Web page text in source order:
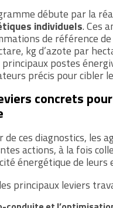
débute par la
individuels. Ces
de référence
kg d’azote par
principaux postes
précis pour cibler
concrets
de ces diagnostics, les
actions, à la fois
énergétique de leurs
principaux leviers